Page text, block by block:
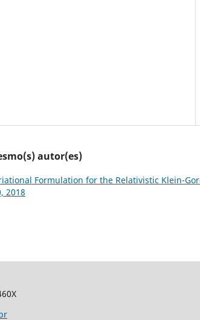
autor(es)
Formulation for the Relativistic Klein-
2018